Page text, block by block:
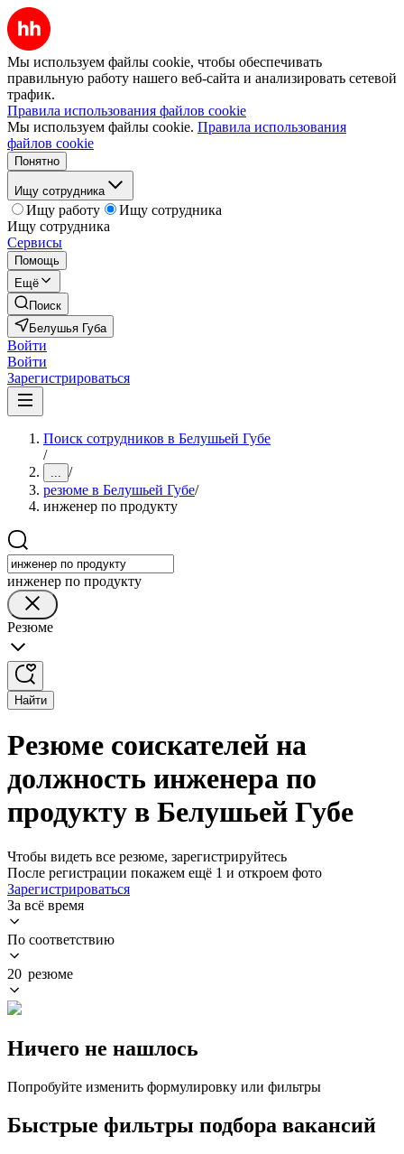
Мы используем файлы cookie, чтобы обеспечивать
правильную работу нашего веб-сайта и анализировать сетевой
трафик.
Правила использования файлов cookie
Мы используем файлы cookie. Правила использования
файлов cookie
Понятно
Ищу сотрудника
Ищу работу
Ищу сотрудника
Ищу сотрудника
Сервисы
Помощь
Ещё
Поиск
Белушья Губа
Войти
Войти
Зарегистрироваться
Поиск сотрудников в Белушьей Губе
/
... /
резюме в Белушьей Губе/
инженер по продукту
инженер по продукту
Резюме
Найти
Резюме соискателей на
должность инженера по
продукту в Белушьей Губе
Чтобы видеть все резюме, зарегистрируйтесь
После регистрации покажем ещё 1 и откроем фото
Зарегистрироваться
За всё время
По соответствию
20 резюме
Ничего не нашлось
Попробуйте изменить формулировку или фильтры
Быстрые фильтры подбора вакансий